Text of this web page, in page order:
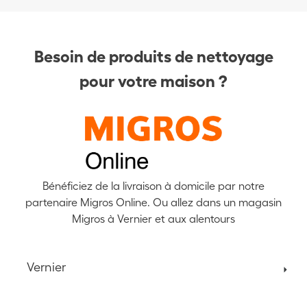
Besoin de produits de nettoyage
pour votre maison ?
Bénéficiez de la livraison à domicile par notre
partenaire Migros Online. Ou allez dans un magasin
Migros à Vernier et aux alentours
Vernier